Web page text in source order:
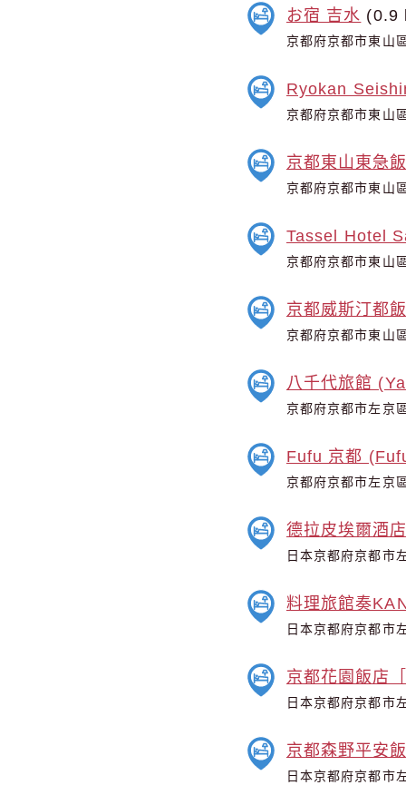
お宿 吉水 (0.9
京都府京都市東山
Ryokan
京都府京都市東山
京都東山東急
京都府京都市東山
Tassel Hotel
京都府京都市東山
京都威斯汀都
京都府京都市東山
八千代旅館
京都府京都市左京
Fufu 京都
京都府京都市左京
德拉皮埃爾酒
日本京都府京都市
料理旅館奏
日本京都府京都市
京都花園飯店
日本京都府京都市
京都森野平安
日本京都府京都市